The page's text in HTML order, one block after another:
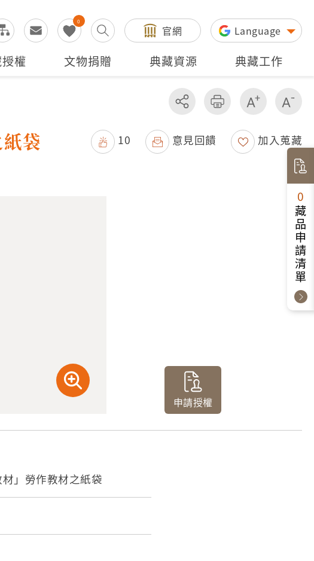
0
官網 Language
權 文物捐贈 典藏資源 典藏工作
分享 友善列印 增加字級
袋 10 意見回饋 加入蒐藏
申請授權
」勞作教材之紙袋
0
藏品申請清單